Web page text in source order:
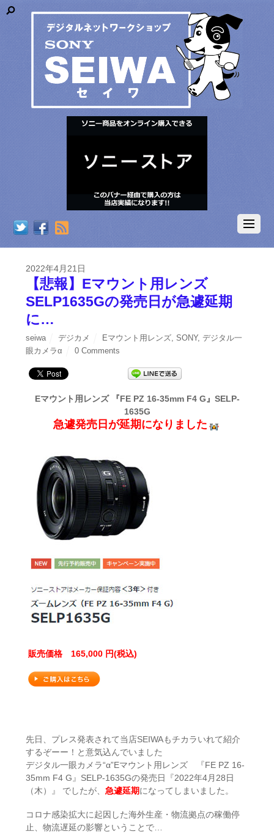
2022年4月21日
【悲報】Eマウント用レンズ
SELP1635Gの発売日が急遽延期
に…
seiwa デジカメ Eマウント用レンズ, SONY, デジタル一
眼カメラα
0 Comments
Eマウント用レンズ 『FE PZ 16-35mm F4 G』SELP-
1635G
急遽発売日が延期になりました
販売価格 165,000 円(税込)
先日、プレス発表されて当店SEIWAもチカラいれて紹介
するぞーー！と意気込んでいました
デジタル一眼カメラ“α”Eマウント用レンズ 『FE PZ 16-
35mm F4 G』SELP-1635Gの発売日『2022年4月28日
（木）』 でしたが、急遽延期になってしまいました。
コロナ感染拡大に起因した海外生産・物流拠点の稼働停
止、物流遅延の影響ということで…